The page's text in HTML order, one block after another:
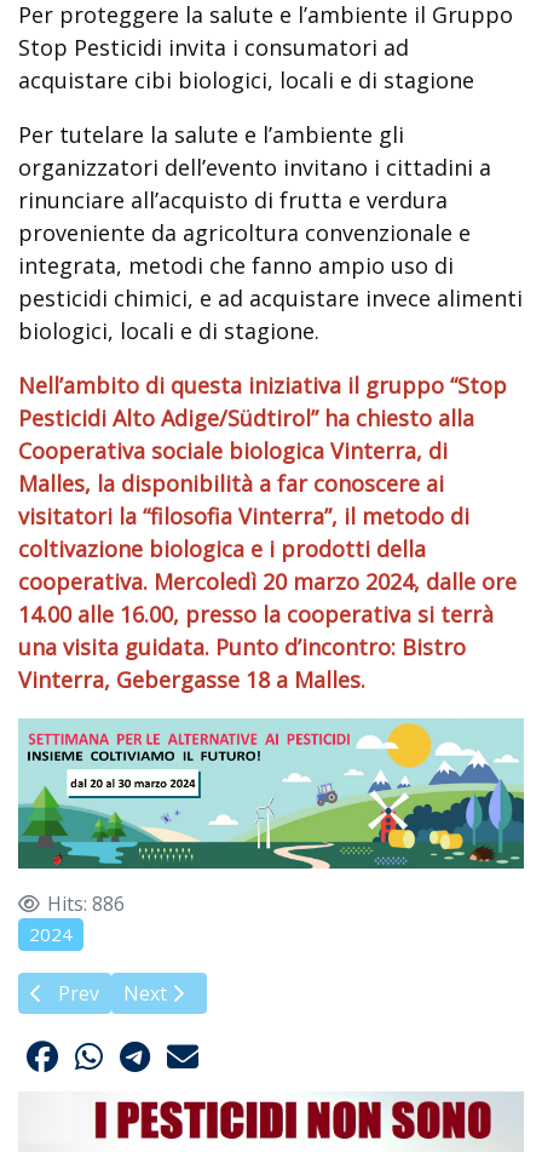
Per proteggere la salute e l’ambiente il Gruppo
Stop Pesticidi invita i consumatori ad
acquistare cibi biologici, locali e di stagione
Per tutelare la salute e l’ambiente gli
organizzatori dell’evento invitano i cittadini a
rinunciare all’acquisto di frutta e verdura
proveniente da agricoltura convenzionale e
integrata, metodi che fanno ampio uso di
pesticidi chimici, e ad acquistare invece alimenti
biologici, locali e di stagione.
Nell’ambito di questa iniziativa il gruppo “Stop
Pesticidi Alto Adige/Südtirol” ha chiesto alla
Cooperativa sociale biologica Vinterra, di
Malles, la disponibilità a far conoscere ai
visitatori la “filosofia Vinterra”, il metodo di
coltivazione biologica e i prodotti della
cooperativa. Mercoledì 20 marzo 2024, dalle ore
14.00 alle 16.00, presso la cooperativa si terrà
una visita guidata. Punto d’incontro: Bistro
Vinterra, Gebergasse 18 a Malles.
Hits: 886
2024
Previous article: Pesticidi, erbicidi e malattia di Parkinson
Prev Next article: Nuovi orizzonti per una viticoltura
Next